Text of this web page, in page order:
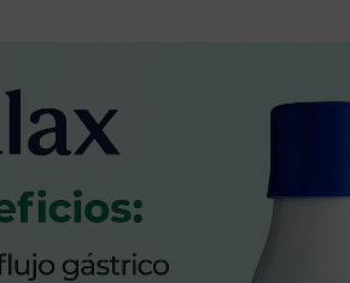
Gastrico-
y contraindicaciones en la etiqueta